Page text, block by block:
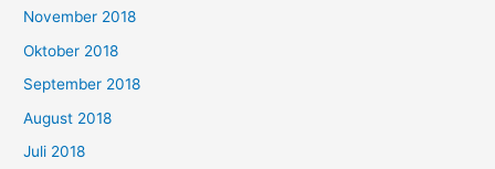
November 2018
Oktober 2018
September 2018
August 2018
Juli 2018